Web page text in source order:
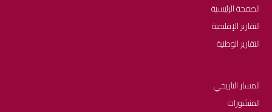
الصفحة الرئيسية
التقارير الإقليمية
التقارير الوطنية
المسار التاريخي
المنشورات